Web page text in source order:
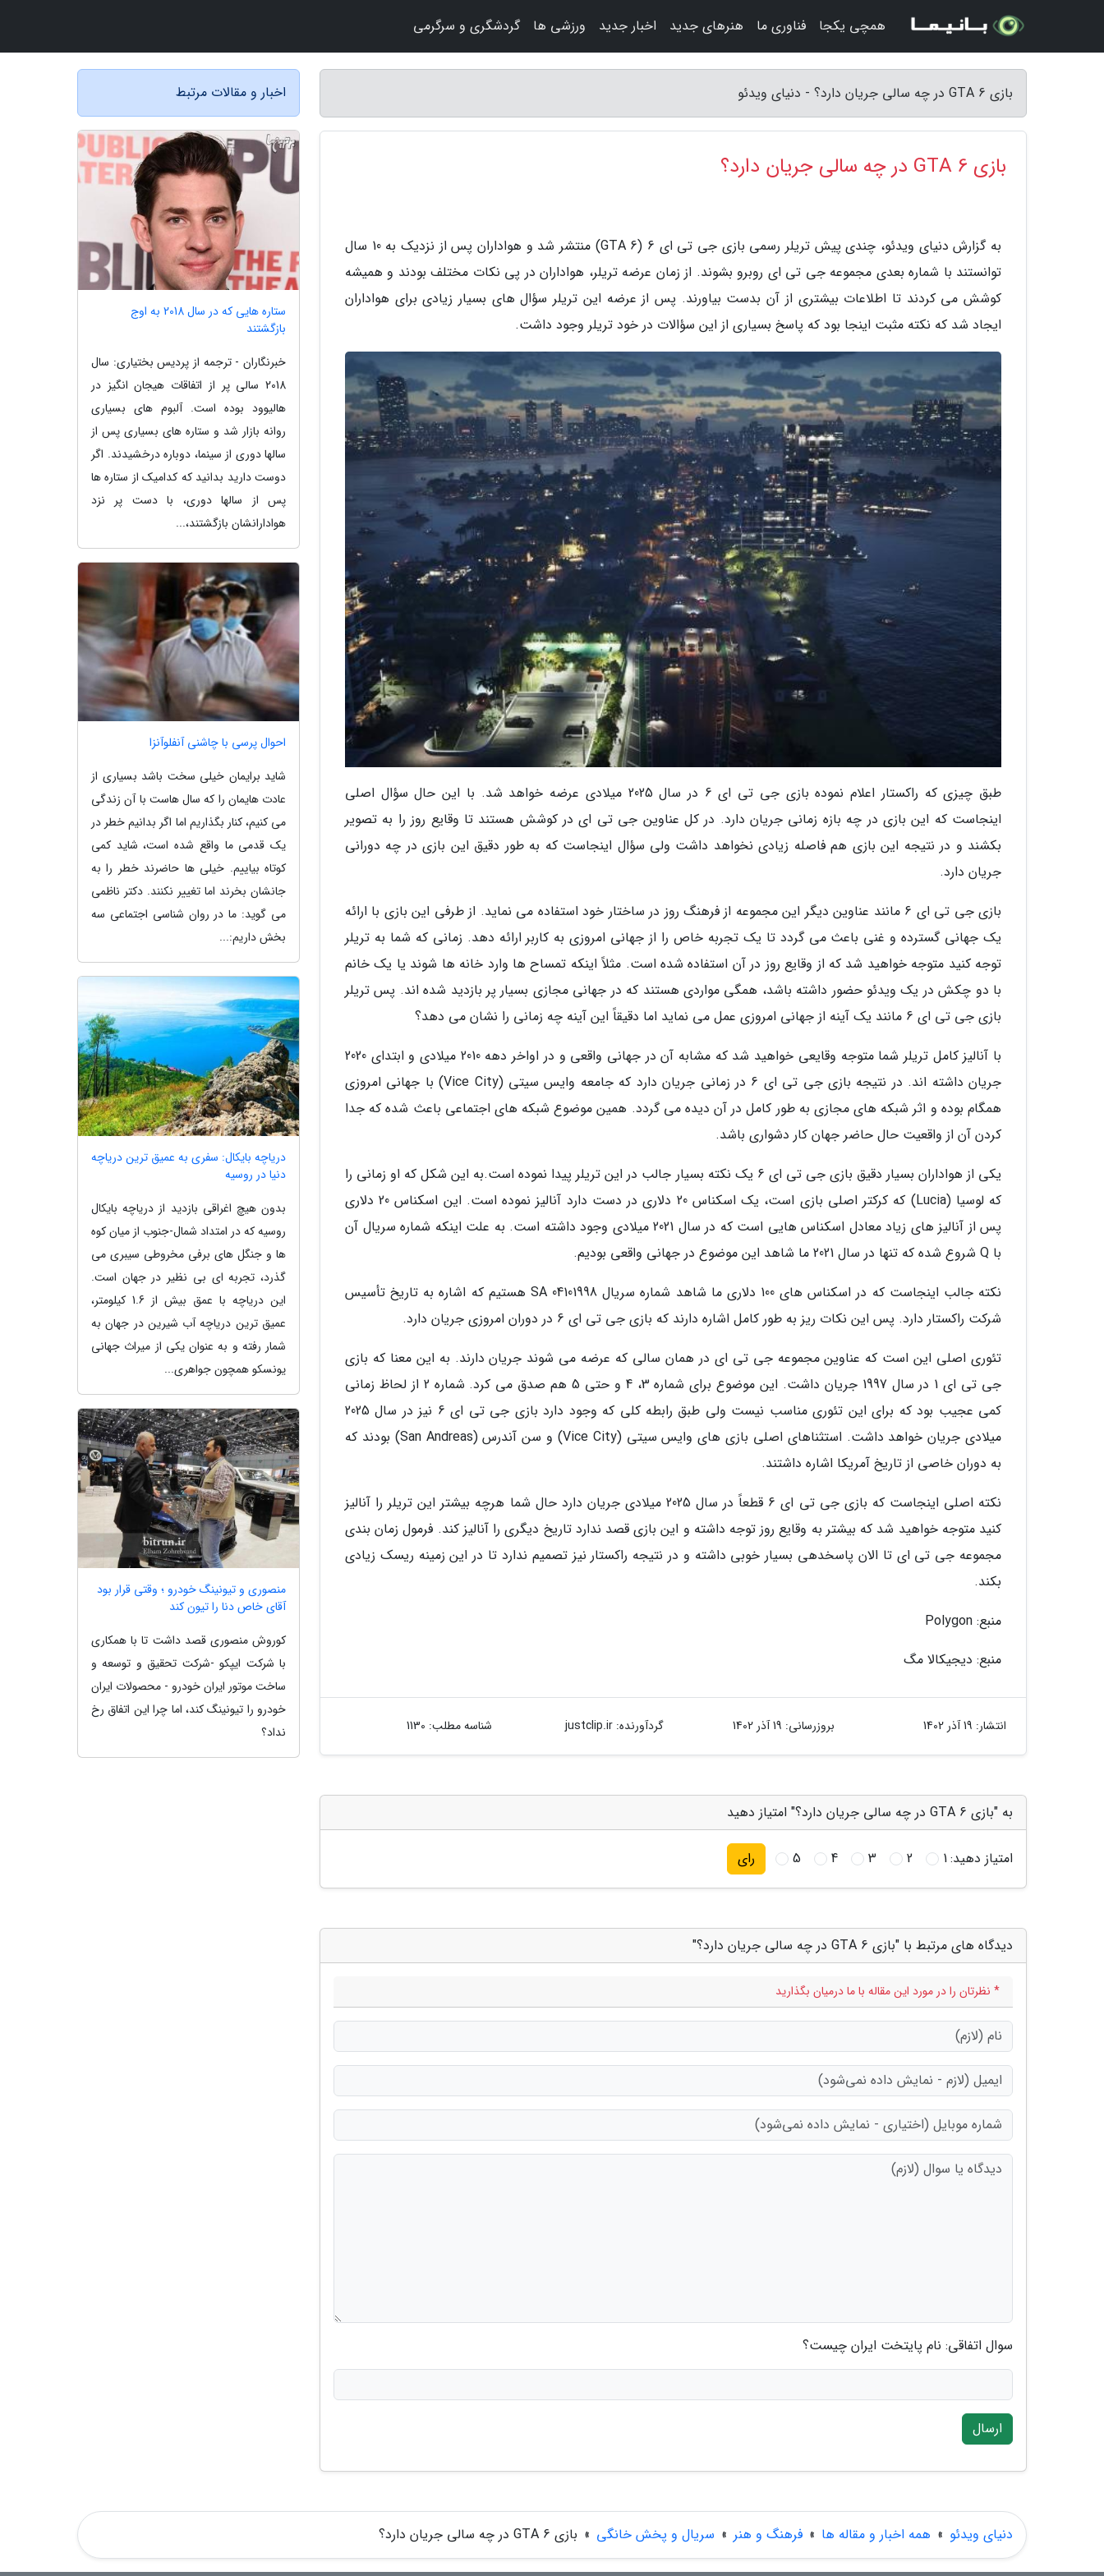
بازی GTA 6 در چه سالی جریان دارد؟ - دنیای ویدئو
بازی GTA 6 در چه سالی جریان دارد؟
به گزارش دنیای ویدئو، چندی پیش تریلر رسمی بازی جی تی ای 6 (GTA 6) منتشر شد و هواداران پس از نزدیک به 10 سال
توانستند با شماره بعدی مجموعه جی تی ای روبرو بشوند. از زمان عرضه تریلر، هواداران در پی نکات مختلف بودند و همیشه
کوشش می کردند تا اطلاعات بیشتری از آن بدست بیاورند. پس از عرضه این تریلر سؤال های بسیار زیادی برای هواداران
ایجاد شد که نکته مثبت اینجا بود که پاسخ بسیاری از این سؤالات در خود تریلر وجود داشت.
طبق چیزی که راکستار اعلام نموده بازی جی تی ای 6 در سال 2025 میلادی عرضه خواهد شد. با این حال سؤال اصلی
اینجاست که این بازی در چه بازه زمانی جریان دارد. در کل عناوین جی تی ای در کوشش هستند تا وقایع روز را به تصویر
بکشند و در نتیجه این بازی هم فاصله زیادی نخواهد داشت ولی سؤال اینجاست که به طور دقیق این بازی در چه دورانی
جریان دارد.
بازی جی تی ای 6 مانند عناوین دیگر این مجموعه از فرهنگ روز در ساختار خود استفاده می نماید. از طرفی این بازی با ارائه
یک جهانی گسترده و غنی باعث می گردد تا یک تجربه خاص را از جهانی امروزی به کاربر ارائه دهد. زمانی که شما به تریلر
توجه کنید متوجه خواهید شد که از وقایع روز در آن استفاده شده است. مثلاً اینکه تمساح ها وارد خانه ها شوند یا یک خانم
با دو چکش در یک ویدئو حضور داشته باشد، همگی مواردی هستند که در جهانی مجازی بسیار پر بازدید شده اند. پس تریلر
بازی جی تی ای 6 مانند یک آینه از جهانی امروزی عمل می نماید اما دقیقاً این آینه چه زمانی را نشان می دهد؟
با آنالیز کامل تریلر شما متوجه وقایعی خواهید شد که مشابه آن در جهانی واقعی و در اواخر دهه 2010 میلادی و ابتدای 2020
جریان داشته اند. در نتیجه بازی جی تی ای 6 در زمانی جریان دارد که جامعه وایس سیتی (Vice City) با جهانی امروزی
همگام بوده و اثر شبکه های مجازی به طور کامل در آن دیده می گردد. همین موضوع شبکه های اجتماعی باعث شده که جدا
کردن آن از واقعیت حال حاضر جهان کار دشواری باشد.
یکی از هواداران بسیار دقیق بازی جی تی ای 6 یک نکته بسیار جالب در این تریلر پیدا نموده است.به این شکل که او زمانی را
که لوسیا (Lucia) که کرکتر اصلی بازی است، یک اسکناس 20 دلاری در دست دارد آنالیز نموده است. این اسکناس 20 دلاری
پس از آنالیز های زیاد معادل اسکناس هایی است که در سال 2021 میلادی وجود داشته است. به علت اینکه شماره سریال آن
با Q شروع شده که تنها در سال 2021 ما شاهد این موضوع در جهانی واقعی بودیم.
نکته جالب اینجاست که در اسکناس های 100 دلاری ما شاهد شماره سریال SA 04101998 هستیم که اشاره به تاریخ تأسیس
شرکت راکستار دارد. پس این نکات ریز به طور کامل اشاره دارند که بازی جی تی ای 6 در دوران امروزی جریان دارد.
تئوری اصلی این است که عناوین مجموعه جی تی ای در همان سالی که عرضه می شوند جریان دارند. به این معنا که بازی
جی تی ای 1 در سال 1997 جریان داشت. این موضوع برای شماره 3، 4 و حتی 5 هم صدق می کرد. شماره 2 از لحاظ زمانی
کمی عجیب بود که برای این تئوری مناسب نیست ولی طبق رابطه کلی که وجود دارد بازی جی تی ای 6 نیز در سال 2025
میلادی جریان خواهد داشت. استثناهای اصلی بازی های وایس سیتی (Vice City) و سن آندرس (San Andreas) بودند که
به دوران خاصی از تاریخ آمریکا اشاره داشتند.
نکته اصلی اینجاست که بازی جی تی ای 6 قطعاً در سال 2025 میلادی جریان دارد حال شما هرچه بیشتر این تریلر را آنالیز
کنید متوجه خواهید شد که بیشتر به وقایع روز توجه داشته و این بازی قصد ندارد تاریخ دیگری را آنالیز کند. فرمول زمان بندی
مجموعه جی تی ای تا الان پاسخدهی بسیار خوبی داشته و در نتیجه راکستار نیز تصمیم ندارد تا در این زمینه ریسک زیادی
بکند.
منبع: Polygon
منبع: دیجیکالا مگ
انتشار: 19 آذر 1402 بروزرسانی: 19 آذر 1402 گردآورنده:justclip.ir شناسه مطلب: 1130
به "بازی GTA 6 در چه سالی جریان دارد؟" امتیاز دهید
امتیاز دهید:1
2
3
4
5 رای
دیدگاه های مرتبط با "بازی GTA 6 در چه سالی جریان دارد؟"
* نظرتان را در مورد این مقاله با ما درمیان بگذارید
سوال اتفاقی: نام پایتخت ایران چیست؟
ارسال
اخبار و مقالات مرتبط
ستاره هایی که در سال 2018 به اوج
بازگشتند
خبرنگاران - ترجمه از پردیس بختیاری: سال
2018 سالی پر از اتفاقات هیجان انگیز در
هالیوود بوده است. آلبوم های بسیاری
روانه بازار شد و ستاره های بسیاری پس از
سالها دوری از سینما، دوباره درخشیدند. اگر
دوست دارید بدانید که کدامیک از ستاره ها
پس از سالها دوری، با دست پر نزد
هوادارانشان بازگشتند،...
احوال پرسی با چاشنی آنفلوآنزا
شاید برایمان خیلی سخت باشد بسیاری از
عادت هایمان را که سال هاست با آن زندگی
می کنیم، کنار بگذاریم اما اگر بدانیم خطر در
یک قدمی ما واقع شده است، شاید کمی
کوتاه بیاییم. خیلی ها حاضرند خطر را به
جانشان بخرند اما تغییر نکنند. دکتر ناظمی
می گوید: ما در روان شناسی اجتماعی سه
بخش داریم:...
دریاچه بایکال: سفری به عمیق ترین دریاچه
دنیا در روسیه
بدون هیچ اغراقی بازدید از دریاچه بایکال
روسیه که در امتداد شمال-جنوب از میان کوه
ها و جنگل های برفی مخروطی سیبری می
گذرد، تجربه ای بی نظیر در جهان است.
این دریاچه با عمق بیش از 1.6 کیلومتر،
عمیق ترین دریاچه آب شیرین در جهان به
شمار رفته و به عنوان یکی از میراث جهانی
یونسکو همچون جواهری...
منصوری و تیونینگ خودرو ؛ وقتی قرار بود
آقای خاص دنا را تیون کند
کوروش منصوری قصد داشت تا با همکاری
با شرکت ایپکو -شرکت تحقیق و توسعه و
ساخت موتور ایران خودرو - محصولات ایران
خودرو را تیونینگ کند، اما چرا این اتفاق رخ
نداد؟
دنیای ویدئو » همه اخبار و مقاله ها » فرهنگ و هنر » سریال و پخش خانگی » بازی GTA 6 در چه سالی جریان دارد؟
همچی یکجا فناوری ما هنرهای جدید اخبار جدید ورزشی ها گردشگری و سرگرمی